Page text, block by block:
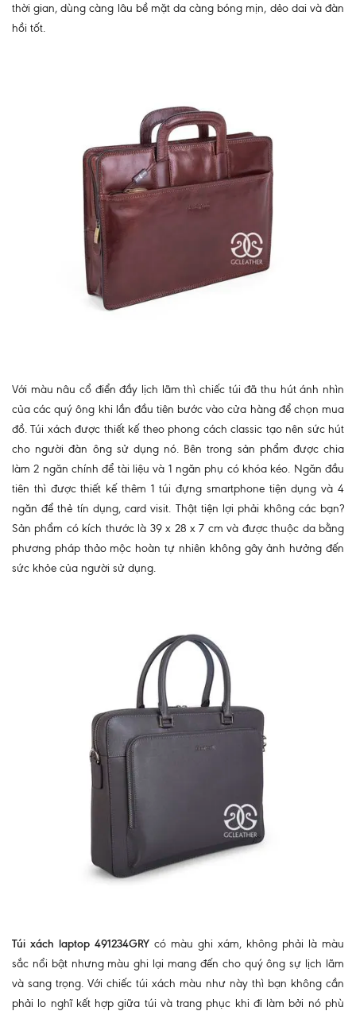
thời gian, dùng càng lâu bề mặt da càng bóng mịn, dẻo dai và đàn
hồi tốt.
Với màu nâu cổ điển đầy lịch lãm thì chiếc túi đã thu hút ánh nhìn
của các quý ông khi lần đầu tiên bước vào cửa hàng để chọn mua
đồ. Túi xách được thiết kế theo phong cách classic tạo nên sức hút
cho người đàn ông sử dụng nó. Bên trong sản phẩm được chia
làm 2 ngăn chính để tài liệu và 1 ngăn phụ có khóa kéo. Ngăn đầu
tiên thì được thiết kế thêm 1 túi đựng smartphone tiện dụng và 4
ngăn để thẻ tín dụng, card visit. Thật tiện lợi phải không các bạn?
Sản phẩm có kích thước là 39 x 28 x 7 cm và được thuộc da bằng
phương pháp thảo mộc hoàn tự nhiên không gây ảnh hưởng đến
sức khỏe của người sử dụng.
Túi xách laptop 491234GRY có màu ghi xám, không phải là màu
sắc nổi bật nhưng màu ghi lại mang đến cho quý ông sự lịch lãm
và sang trọng. Với chiếc túi xách màu như này thì bạn không cần
phải lo nghĩ kết hợp giữa túi và trang phục khi đi làm bởi nó phù